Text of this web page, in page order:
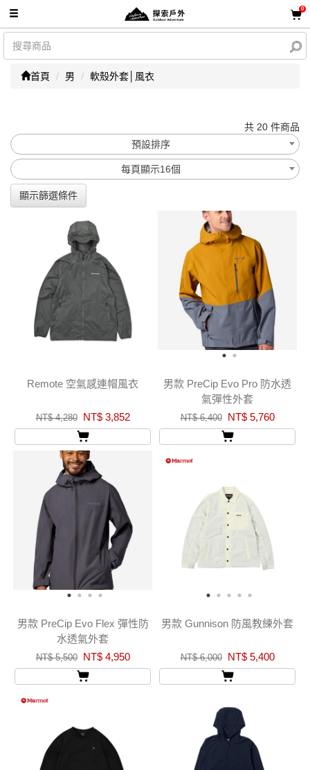
0
首頁 男 軟殼外套│風衣
共 20 件商品
預設排序
每頁顯示16個
顯示篩選條件
Remote 空氣感連帽風衣
NT$ 4,280 NT$ 3,852
男款 PreCip Evo Pro 防水透
氣彈性外套
NT$ 6,400 NT$ 5,760
男款 PreCip Evo Flex 彈性防
水透氣外套
NT$ 5,500 NT$ 4,950
男款 Gunnison 防風教練外套
NT$ 6,000 NT$ 5,400